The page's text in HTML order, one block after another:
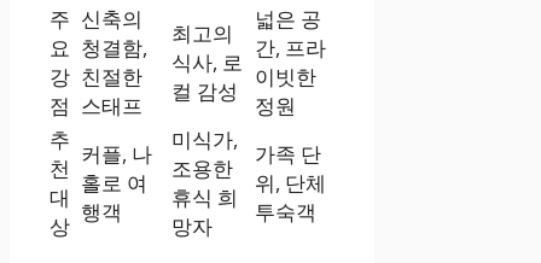
주
요
강
점
신축의
청결함,
친절한
스태프
최고의
식사, 로
컬 감성
넓은 공
간, 프라
이빗한
정원
추
천
대
상
커플, 나
홀로 여
행객
미식가,
조용한
휴식 희
망자
가족 단
위, 단체
투숙객